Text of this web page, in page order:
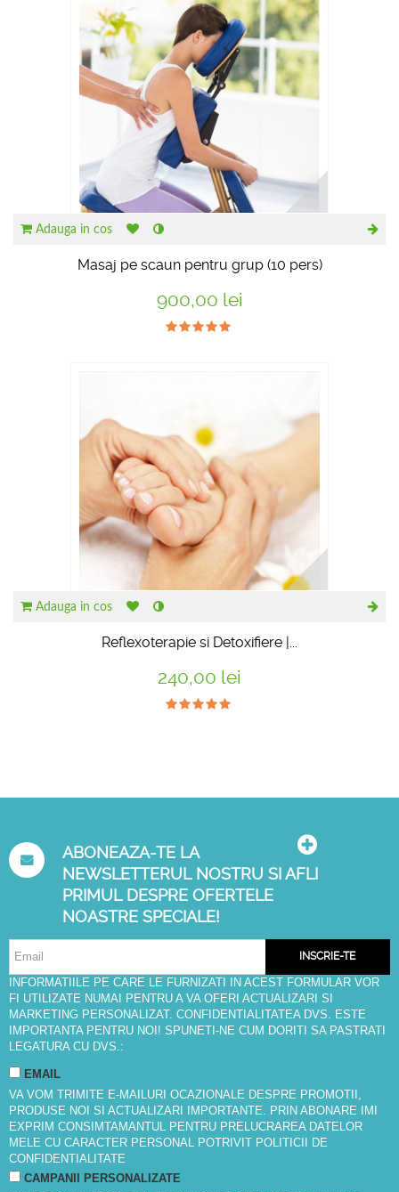
Adauga in cos
Masaj pe scaun pentru grup (10 pers)
900,00 lei
Adauga in cos
Reflexoterapie si Detoxifiere |...
240,00 lei
ABONEAZA-TE LA
NEWSLETTERUL NOSTRU SI AFLI
PRIMUL DESPRE OFERTELE
NOASTRE SPECIALE!
INSCRIE-TE
INFORMATIILE PE CARE LE FURNIZATI IN ACEST FORMULAR VOR
FI UTILIZATE NUMAI PENTRU A VA OFERI ACTUALIZARI SI
MARKETING PERSONALIZAT. CONFIDENTIALITATEA DVS. ESTE
IMPORTANTA PENTRU NOI! SPUNETI-NE CUM DORITI SA PASTRATI
LEGATURA CU DVS.:
EMAIL
VA VOM TRIMITE E-MAILURI OCAZIONALE DESPRE PROMOTII,
PRODUSE NOI SI ACTUALIZARI IMPORTANTE. PRIN ABONARE IMI
EXPRIM CONSIMTAMANTUL PENTRU PRELUCRAREA DATELOR
MELE CU CARACTER PERSONAL POTRIVIT POLITICII DE
CONFIDENTIALITATE
CAMPANII PERSONALIZATE